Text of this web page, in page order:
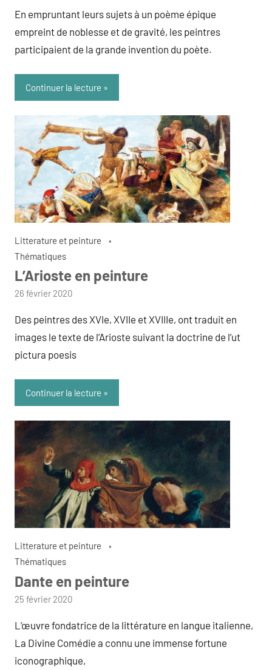
En empruntant leurs sujets à un poème épique
empreint de noblesse et de gravité, les peintres
participaient de la grande invention du poète.
Continuer la lecture
Litterature et peinture
Thématiques
L’Arioste en peinture
par
26 février 2020
Des peintres des XVIe, XVIIe et XVIIIe, ont traduit en
images le texte de l’Arioste suivant la doctrine de l’ut
pictura poesis
Continuer la lecture
Litterature et peinture
Thématiques
Dante en peinture
par
25 février 2020
L’œuvre fondatrice de la littérature en langue italienne,
La Divine Comédie a connu une immense fortune
iconographique,